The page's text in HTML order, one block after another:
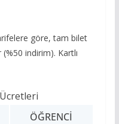
göre, tam bilet
indirim). Kartlı
ÖĞRENCI